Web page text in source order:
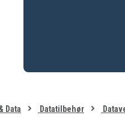
Data Datatilbehør